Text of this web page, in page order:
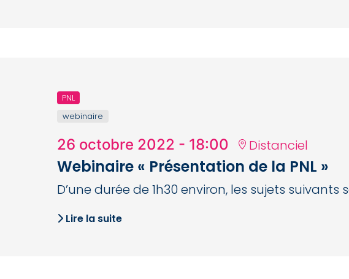
PNL
webinaire
26 octobre 2022 - 18:00 Distanciel
Webinaire « Présentation de la PNL »
D’une durée de 1h30 environ, les sujets suivants
Lire la suite